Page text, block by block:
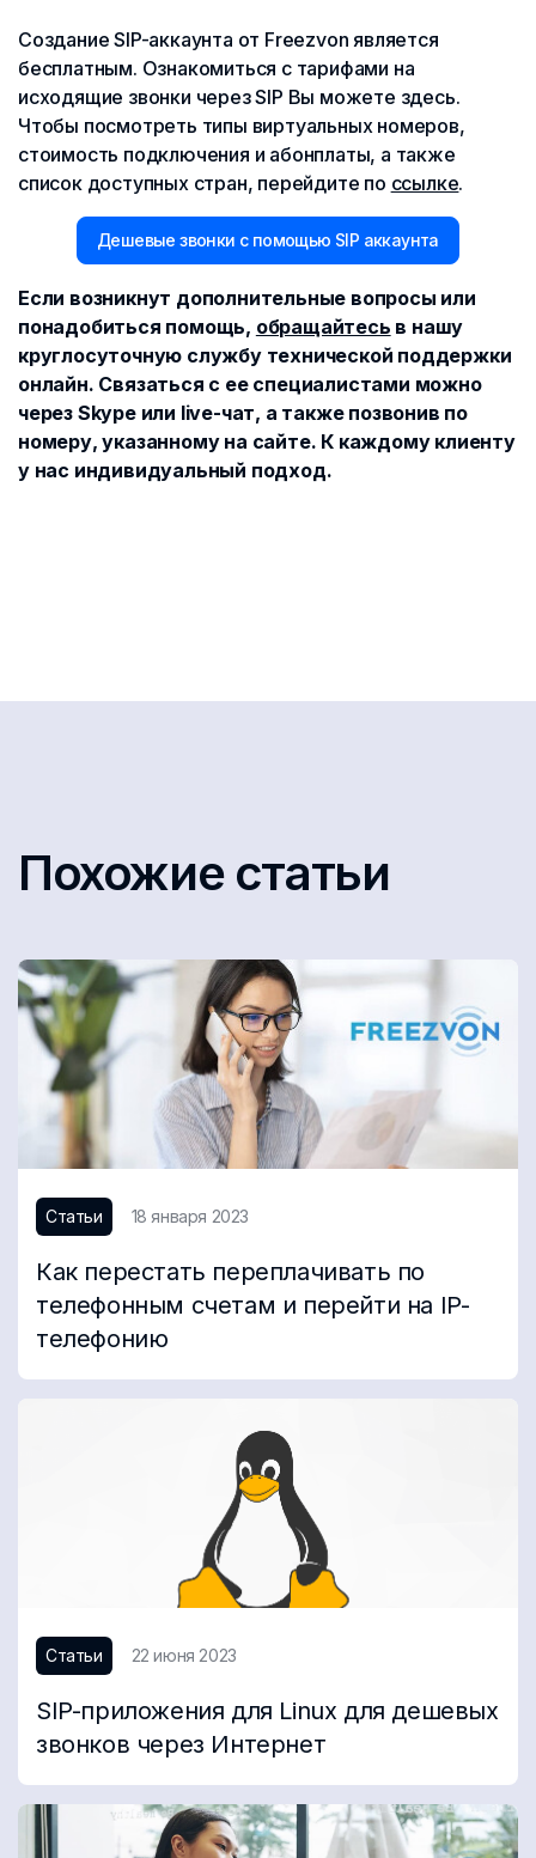
Создание SIP-аккаунта от Freezvon является
бесплатным. Ознакомиться с тарифами на
исходящие звонки через SIP Вы можете здесь.
Чтобы посмотреть типы виртуальных номеров,
стоимость подключения и абонплаты, а также
список доступных стран, перейдите по ссылке.
Дешевые звонки с помощью SIP аккаунта
Если возникнут дополнительные вопросы или
понадобиться помощь, обращайтесь в нашу
круглосуточную службу технической поддержки
онлайн. Связаться с ее специалистами можно
через Skype или live-чат, а также позвонив по
номеру, указанному на сайте. К каждому клиенту
у нас индивидуальный подход.
Похожие статьи
Статьи 18 января 2023
Как перестать переплачивать по
телефонным счетам и перейти на IP-
телефонию
Статьи 22 июня 2023
SIP-приложения для Linux для дешевых
звонков через Интернет